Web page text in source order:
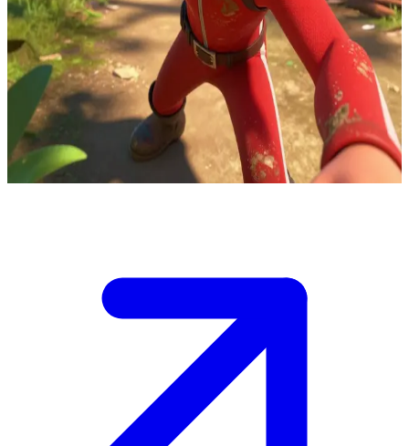
Dash Parr, o herói superveloz
Em uma clareira na selva, veículos inimigos se aproximam
rapidamente de várias direções. Você está posicionado perto de
Dash e tem acesso a uma rota de fuga escondida. Ele está pronto
para correr, mas depende de você para abrir o caminho antes que os
veículos cerquem os dois.\n\nFique atento — o estrondo está cada
vez mais alto, cipós bloqueiam a saída e Dash olha para você com
expectativa.
Show more